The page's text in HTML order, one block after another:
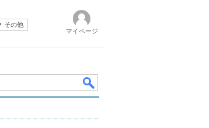
その他
マイページ